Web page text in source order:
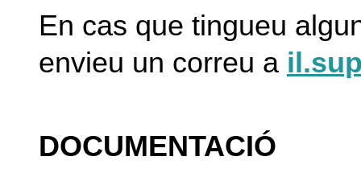
En cas que tingueu
envieu un correu a
DOCUMENTACIÓ